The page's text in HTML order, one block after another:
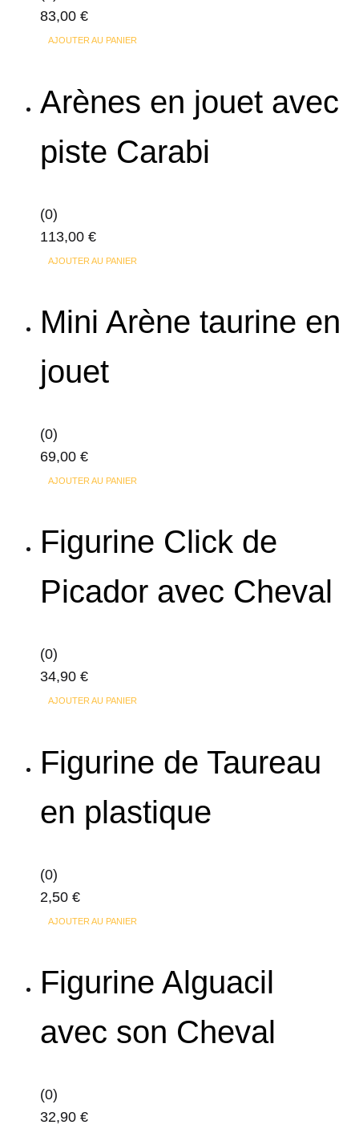
83,00 €
AJOUTER AU PANIER
Arènes en jouet avec
piste Carabi
(0)
113,00 €
AJOUTER AU PANIER
Mini Arène taurine en
jouet
(0)
69,00 €
AJOUTER AU PANIER
Figurine Click de
Picador avec Cheval
(0)
34,90 €
AJOUTER AU PANIER
Figurine de Taureau
en plastique
(0)
2,50 €
AJOUTER AU PANIER
Figurine Alguacil
avec son Cheval
(0)
32,90 €